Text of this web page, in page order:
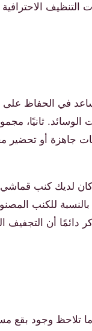
الاحترافية
في الحفاظ على
الوسائد. ثانيًا،
جاهزة أو تحضير
كان لديك كنب
للكنب
نظيفة. تذكر دائمًا أن
تلاحظ وجود بقع